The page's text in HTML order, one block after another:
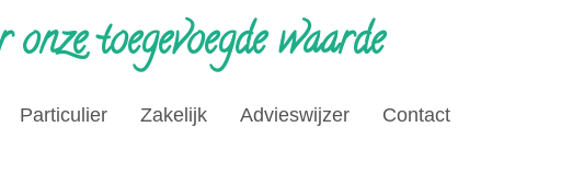
Particulier Zakelijk Advieswijzer Contact
toegevoegde waarde